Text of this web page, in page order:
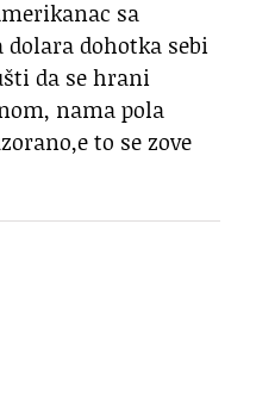
sa
dohotka sebi
da se hrani
nama pola
to se zove